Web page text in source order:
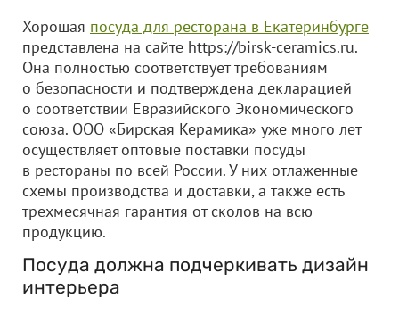
Хорошая посуда для ресторана в Екатеринбурге
представлена на сайте https://birsk-ceramics.ru.
Она полностью соответствует требованиям
о безопасности и подтверждена декларацией
о соответствии Евразийского Экономического
союза. ООО «Бирская Керамика» уже много лет
осуществляет оптовые поставки посуды
в рестораны по всей России. У них отлаженные
схемы производства и доставки, а также есть
трехмесячная гарантия от сколов на всю
продукцию.
Посуда должна подчеркивать дизайн
интерьера